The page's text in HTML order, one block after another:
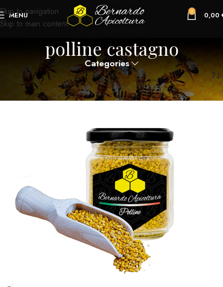
Skip to navigation
Skip to main content
MENU 0 0,00
polline castagno
Categories
Prodotti taggati “polline castagno”